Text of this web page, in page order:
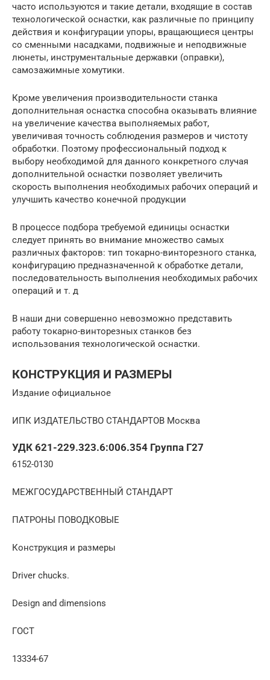
часто используются и такие детали, входящие в состав
технологической оснастки, как различные по принципу
действия и конфигурации упоры, вращающиеся центры
со сменными насадками, подвижные и неподвижные
люнеты, инструментальные державки (оправки),
самозажимные хомутики.
Кроме увеличения производительности станка
дополнительная оснастка способна оказывать влияние
на увеличение качества выполняемых работ,
увеличивая точность соблюдения размеров и чистоту
обработки. Поэтому профессиональный подход к
выбору необходимой для данного конкретного случая
дополнительной оснастки позволяет увеличить
скорость выполнения необходимых рабочих операций и
улучшить качество конечной продукции
В процессе подбора требуемой единицы оснастки
следует принять во внимание множество самых
различных факторов: тип токарно-винторезного станка,
конфигурацию предназначенной к обработке детали,
последовательность выполнения необходимых рабочих
операций и т. д
В наши дни совершенно невозможно представить
работу токарно-винторезных станков без
использования технологической оснастки.
КОНСТРУКЦИЯ И РАЗМЕРЫ
Издание официальное
ИПК ИЗДАТЕЛЬСТВО СТАНДАРТОВ Москва
УДК 621-229.323.6:006.354 Группа Г27
6152-0130
МЕЖГОСУДАРСТВЕННЫЙ СТАНДАРТ
ПАТРОНЫ ПОВОДКОВЫЕ
Конструкция и размеры
Driver chucks.
Design and dimensions
ГОСТ
13334-67